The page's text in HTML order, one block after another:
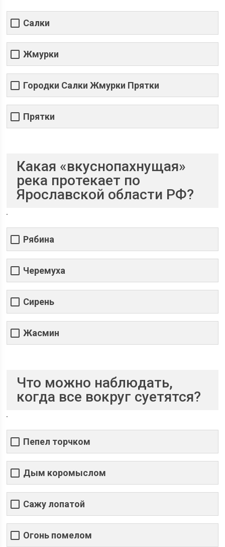
Салки
Жмурки
Городки Салки Жмурки Прятки
Прятки
Какая «вкуснопахнущая»
река протекает по
Ярославской области РФ?
Рябина
Черемуха
Сирень
Жасмин
Что можно наблюдать,
когда все вокруг суетятся?
Пепел торчком
Дым коромыслом
Сажу лопатой
Огонь помелом